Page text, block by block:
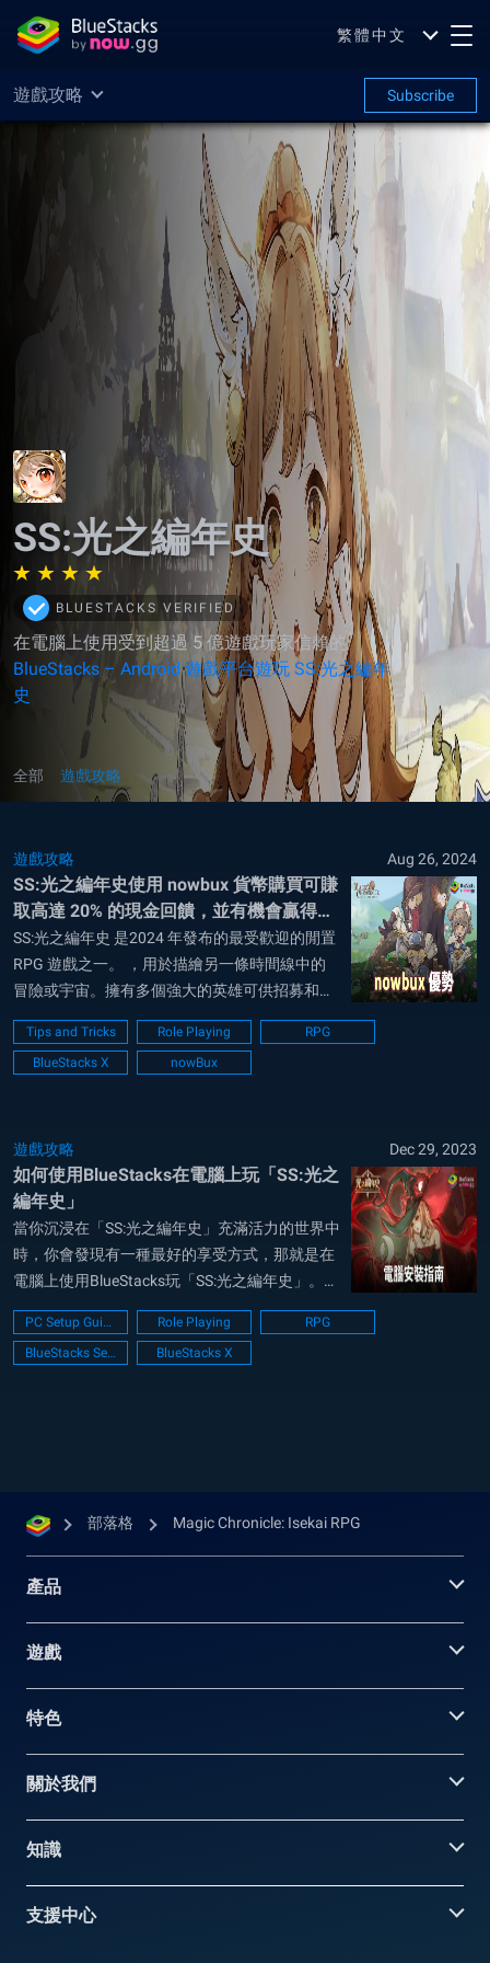
繁體中文
遊戲攻略 Subscribe
SS:光之編年史
BLUESTACKS VERIFIED
在電腦上使用受到超過 5 億遊戲玩家信賴的
BlueStacks – Android 遊戲平台遊玩 SS:光之編年
史
全部 遊戲攻略
遊戲攻略 Aug 26, 2024
SS:光之編年史使用 nowbux 貨幣購買可賺
取高達 20% 的現金回饋，並有機會贏得每
月豐厚獎勵
SS:光之編年史 是2024 年發布的最受歡迎的閒置
RPG 遊戲之一。 ，用於描繪另一條時間線中的
冒險或宇宙。擁有多個強大的英雄可供招募和選
擇，玩家將被吸引花一些錢購買他們最喜歡的英
雄。幸運的是，我們擁有完美的解決方案，可以
使用全新的BlueStacks 貨幣「nowbux」來最大
Tips and Tricks Role Playing
RPG
BlueStacks X
nowBux
遊戲攻略 Dec 29, 2023
如何使用BlueStacks在電腦上玩「SS:光之
編年史」
當你沉浸在「SS:光之編年史」充滿活力的世界中
時，你會發現有一種最好的享受方式，那就是在
電腦上使用BlueStacks玩「SS:光之編年史」。想
像一下在更大的螢幕上展開的令人驚歎的風景和
激動人心的戰鬥，增強的圖形和精確的控制。在
本指南中，我們將指導您使用BlueStacks在電腦
PC Setup Guide Role Playing
RPG
BlueStacks Setup
BlueStacks X
部落格 Magic Chronicle: Isekai RPG
產品
遊戲
特色
關於我們
知識
支援中心